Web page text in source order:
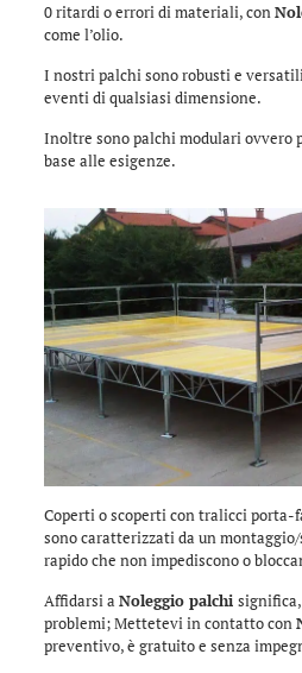
0 ritardi o errori di materiali, con
come l’olio.
I nostri palchi sono robusti e
eventi di qualsiasi dimensione.
Inoltre sono palchi modulari ovvero
base alle esigenze.
Coperti o scoperti con tralicci porta-
sono caratterizzati da un
rapido che non impediscono o
Affidarsi a Noleggio palchi
problemi; Mettetevi in contatto con
preventivo, è gratuito e senza